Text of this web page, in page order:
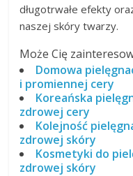
długotrwałe efekty
naszej skóry twarzy.
Może Cię
Domowa
i promiennej cery
Koreańska
zdrowej cery
Kolejność
zdrowej skóry
Kosmetyki do
zdrowej skóry